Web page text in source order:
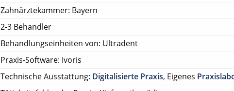
Zahnärztekammer: Bayern
2-3 Behandler
Behandlungseinheiten von: Ultradent
Praxis-Software: Ivoris
Technische Ausstattung: Digitalisierte Praxis, Eigenes